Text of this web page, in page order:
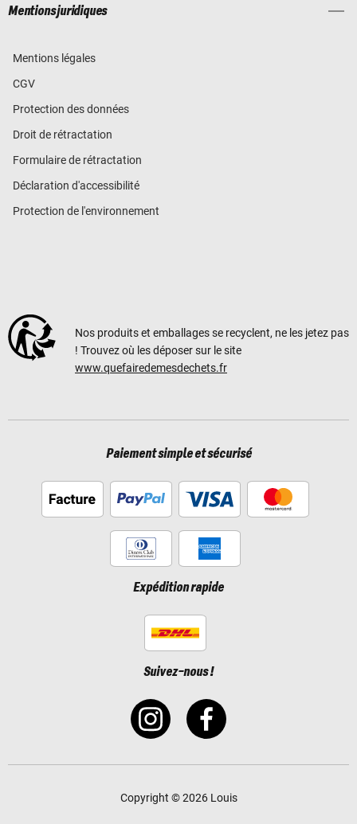
Mentions juridiques
Mentions légales
CGV
Protection des données
Droit de rétractation
Formulaire de rétractation
Déclaration d'accessibilité
Protection de l'environnement
Nos produits et emballages se recyclent, ne les jetez pas
! Trouvez où les déposer sur le site
www.quefairedemesdechets.fr
Paiement simple et sécurisé
Expédition rapide
Suivez-nous !
Copyright © 2026 Louis